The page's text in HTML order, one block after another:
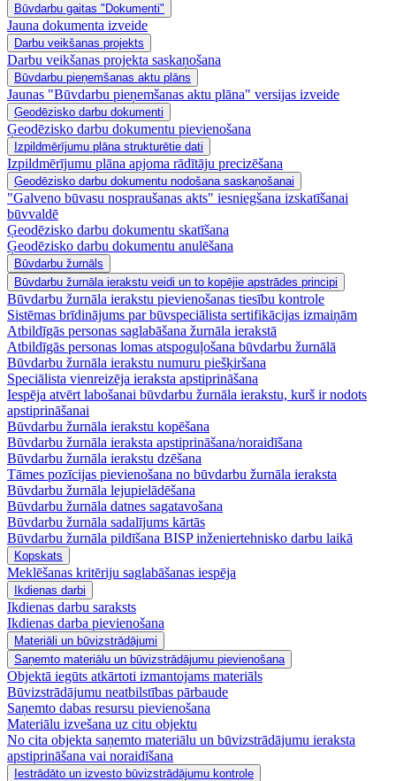
Būvdarbu gaitas "Dokumenti"
Jauna dokumenta izveide
Darbu veikšanas projekts
Darbu veikšanas projekta saskaņošana
Būvdarbu pieņemšanas aktu plāns
Jaunas "Būvdarbu pieņemšanas aktu plāna" versijas izveide
Ģeodēzisko darbu dokumenti
Ģeodēzisko darbu dokumentu pievienošana
Izpildmērījumu plāna strukturētie dati
Izpildmērījumu plāna apjoma rādītāju precizēšana
Ģeodēzisko darbu dokumentu nodošana saskaņošanai
"Galveno būvasu nospraušanas akts" iesniegšana izskatīšanai
būvvaldē
Ģeodēzisko darbu dokumentu skatīšana
Ģeodēzisko darbu dokumentu anulēšana
Būvdarbu žurnāls
Būvdarbu žurnāla ierakstu veidi un to kopējie apstrādes principi
Būvdarbu žurnāla ierakstu pievienošanas tiesību kontrole
Sistēmas brīdinājums par būvspeciālista sertifikācijas izmaiņām
Atbildīgās personas saglabāšana žurnāla ierakstā
Atbildīgās personas lomas atspoguļošana būvdarbu žurnālā
Būvdarbu žurnāla ierakstu numuru piešķiršana
Speciālista vienreizēja ieraksta apstiprināšana
Iespēja atvērt labošanai būvdarbu žurnāla ierakstu, kurš ir nodots
apstiprināšanai
Būvdarbu žurnāla ierakstu kopēšana
Būvdarbu žurnāla ieraksta apstiprināšana/noraidīšana
Būvdarbu žurnāla ierakstu dzēšana
Tāmes pozīcijas pievienošana no būvdarbu žurnāla ieraksta
Būvdarbu žurnāla lejupielādēšana
Būvdarbu žurnāla datnes sagatavošana
Būvdarbu žurnāla sadalījums kārtās
Būvdarbu žurnāla pildīšana BISP inženiertehnisko darbu laikā
Kopskats
Meklēšanas kritēriju saglabāšanas iespēja
Ikdienas darbi
Ikdienas darbu saraksts
Ikdienas darba pievienošana
Materiāli un būvizstrādājumi
Saņemto materiālu un būvizstrādājumu pievienošana
Objektā iegūts atkārtoti izmantojams materiāls
Būvizstrādājumu neatbilstības pārbaude
Saņemto dabas resursu pievienošana
Materiālu izvešana uz citu objektu
No cita objekta saņemto materiālu un būvizstrādājumu ieraksta
apstiprināšana vai noraidīšana
Iestrādāto un izvesto būvizstrādājumu kontrole